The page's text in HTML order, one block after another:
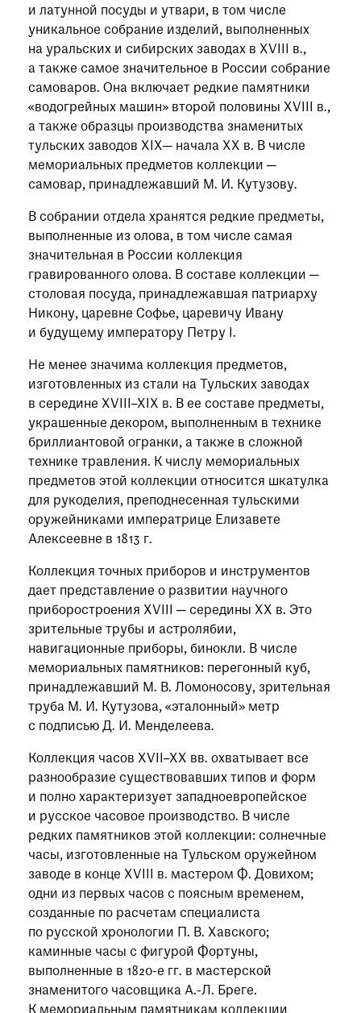
и латунной посуды и утвари, в том числе
уникальное собрание изделий, выполненных
на уральских и сибирских заводах в XVIII в.,
а также самое значительное в России собрание
самоваров. Она включает редкие памятники
«водогрейных машин» второй половины XVIII в.,
а также образцы производства знаменитых
тульских заводов XIX— начала XX в. В числе
мемориальных предметов коллекции —
самовар, принадлежавший М. И. Кутузову.
В собрании отдела хранятся редкие предметы,
выполненные из олова, в том числе самая
значительная в России коллекция
гравированного олова. В составе коллекции —
столовая посуда, принадлежавшая патриарху
Никону, царевне Софье, царевичу Ивану
и будущему императору Петру I.
Не менее значима коллекция предметов,
изготовленных из стали на Тульских заводах
в середине XVIII–XIX в. В ее составе предметы,
украшенные декором, выполненным в технике
бриллиантовой огранки, а также в сложной
технике травления. К числу мемориальных
предметов этой коллекции относится шкатулка
для рукоделия, преподнесенная тульскими
оружейниками императрице Елизавете
Алексеевне в 1813 г.
Коллекция точных приборов и инструментов
дает представление о развитии научного
приборостроения XVIII — середины XX в. Это
зрительные трубы и астролябии,
навигационные приборы, бинокли. В числе
мемориальных памятников: перегонный куб,
принадлежавший М. В. Ломоносову, зрительная
труба М. И. Кутузова, «эталонный» метр
с подписью Д. И. Менделеева.
Коллекция часов XVII–XX вв. охватывает все
разнообразие существовавших типов и форм
и полно характеризует западноевропейское
и русское часовое производство. В числе
редких памятников этой коллекции: солнечные
часы, изготовленные на Тульском оружейном
заводе в конце XVIII в. мастером Ф. Довихом;
одни из первых часов с поясным временем,
созданные по расчетам специалиста
по русской хронологии П. В. Хавского;
каминные часы с фигурой Фортуны,
выполненные в 1820-е гг. в мастерской
знаменитого часовщика А.-Л. Бреге.